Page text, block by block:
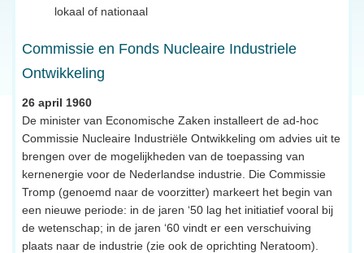
lokaal of nationaal
Commissie en Fonds Nucleaire Industriele
Ontwikkeling
26 april 1960
De minister van Economische Zaken installeert de ad-hoc
Commissie Nucleaire Industriële Ontwikkeling om advies uit te
brengen over de mogelijkheden van de toepassing van
kernenergie voor de Nederlandse industrie. Die Commissie
Tromp (genoemd naar de voorzitter) markeert het begin van
een nieuwe periode: in de jaren ‘50 lag het initiatief vooral bij
de wetenschap; in de jaren ‘60 vindt er een verschuiving
plaats naar de industrie (zie ook de oprichting Neratoom).